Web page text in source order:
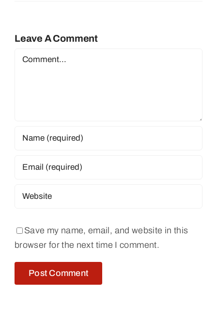
Leave A Comment
Comment
Save my name, email, and website in this
browser for the next time I comment.